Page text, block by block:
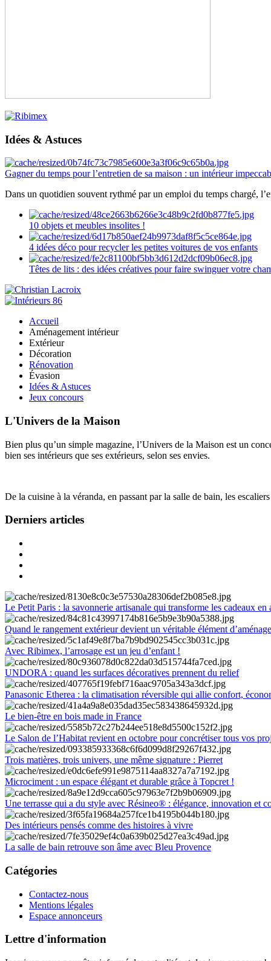
Idées & Astuces
Gagner du temps pour l’entretien de sa maison : un intérieur
Dans un quotidien souvent rythmé par un emploi du temps chargé,
10 objets et meubles insolites !
4 idées déco pour recycler les petites voitures de vos enfants
Têtes de lits : des idées créatives pour faire swinguer votre
Accueil
Aménagement intérieur
Extérieur
Décoration
Rénovation
Évasion
Idées & Astuces
Jeux concours
L'Univers de la Maison
Bien plus qu’un simple magazine, l’Univers de la Maison est un
bien ses intérieurs que ses extérieurs, selon ses envies.
De la cuisine à la véranda, en passant par la salle de bain, les
Derniers articles
Le Petit Paris : la savonnerie artisanale qui transforme les cadeaux en
Quand le rangement extérieur devient un véritable élément
Avec Ribimex, l’arrosage est un jeu d’enfant !
UNDORA : quand les surfaces décoratives prennent du relief
Panasonic Etherea : la climatisation réversible qui allie confort,
Le bien-être en bois made in France
Le Salon de l’Habitat revient en octobre pour concrétiser tous vos
Trois matières, trois univers, une même signature : Pierret
Microciment : un espace élégant et durable grâce à Topcret !
Une terrasse qui a du style avec Résineo® : élégance, innovation et
Des intérieurs pensés comme des histoires à vivre
La salle de bain retrouve son âme avec Bleu Provence
Catégories
Contactez-nous
Mentions légales
Espace annonceurs
Lettre d'information